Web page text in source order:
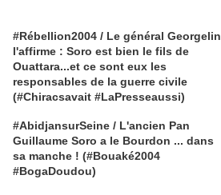
#Rébellion2004 / Le général Georgelin
l'affirme : Soro est bien le fils de
Ouattara...et ce sont eux les
responsables de la guerre civile
(#Chiracsavait #LaPresseaussi)
#AbidjansurSeine / L'ancien Pan
Guillaume Soro a le Bourdon ... dans
sa manche ! (#Bouaké2004
#BogaDoudou)